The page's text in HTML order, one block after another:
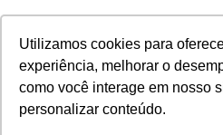
Utilizamos cookies para
experiência, melhorar o
como você interage em nosso
personalizar conteúdo.
conteúdo